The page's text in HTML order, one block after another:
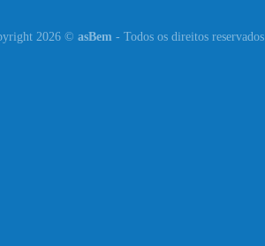
2026 © asBem - Todos os direitos reservados